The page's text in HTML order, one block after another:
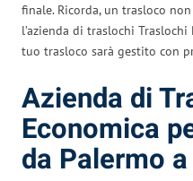
finale. Ricorda, un trasloco
l’azienda di traslochi
tuo trasloco sarà gestito con
Azienda di
Economica
da Palermo